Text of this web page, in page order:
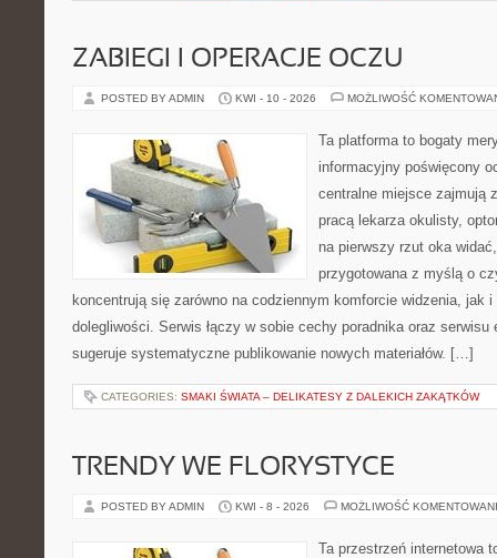
ZABIEGI I OPERACJE OCZU
POSTED BY ADMIN KWI - 10 - 2026 MOŻLIWOŚĆ
Ta platforma to bogaty
informacyjny poświęcony
centralne miejsce zajmują
pracą lekarza okulisty,
na pierwszy rzut oka
przygotowana z myślą o
koncentrują się zarówno na codziennym komforcie widzenia, jak
dolegliwości. Serwis łączy w sobie cechy poradnika oraz serwisu
sugeruje systematyczne publikowanie nowych materiałów. […]
CATEGORIES: SMAKI ŚWIATA – DELIKATESY Z DALEKICH ZAKĄTKÓW
TRENDY WE FLORYSTYCE
POSTED BY ADMIN KWI - 8 - 2026 MOŻLIWOŚĆ
Ta przestrzeń internetowa